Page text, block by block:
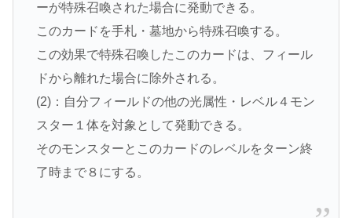
ーが特殊召喚された場合に発動できる。
このカードを手札・墓地から特殊召喚する。
この効果で特殊召喚したこのカードは、フィール
ドから離れた場合に除外される。
(2)：自分フィールドの他の光属性・レベル４モン
スター１体を対象として発動できる。
そのモンスターとこのカードのレベルをターン終
了時まで８にする。